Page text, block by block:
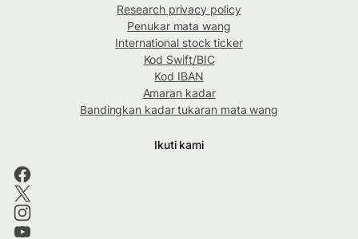
Research privacy policy
Penukar mata wang
International stock ticker
Kod Swift/BIC
Kod IBAN
Amaran kadar
Bandingkan kadar tukaran mata wang
Ikuti kami